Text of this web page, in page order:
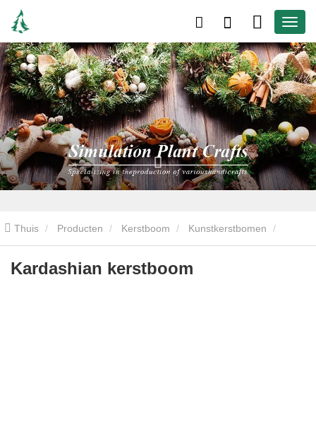
Thuis Producten Kerstboom Kunstkerstbomen
Kardashian kerstboom
Kardashian kerstboom